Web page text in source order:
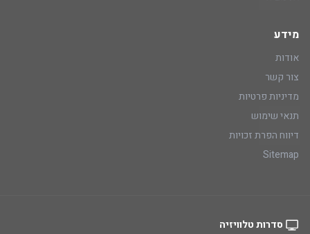
מידע
אודות
צור קשר
מדיניות פרטיות
תנאי שימוש
דיווח הפרת זכויות
Sitemap
סדרות טלוויזיה